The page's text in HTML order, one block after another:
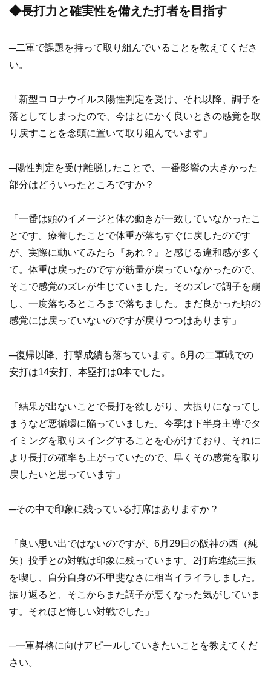
◆長打力と確実性を備えた打者を目指す
─二軍で課題を持って取り組んでいることを教えてくださ
い。
「新型コロナウイルス陽性判定を受け、それ以降、調子を
落としてしまったので、今はとにかく良いときの感覚を取
り戻すことを念頭に置いて取り組んでいます」
─陽性判定を受け離脱したことで、一番影響の大きかった
部分はどういったところですか？
「一番は頭のイメージと体の動きが一致していなかったこ
とです。療養したことで体重が落ちすぐに戻したのです
が、実際に動いてみたら『あれ？』と感じる違和感が多く
て。体重は戻ったのですが筋量が戻っていなかったので、
そこで感覚のズレが生じていました。そのズレで調子を崩
し、一度落ちるところまで落ちました。まだ良かった頃の
感覚には戻っていないのですが戻りつつはあります」
─復帰以降、打撃成績も落ちています。6月の二軍戦での
安打は14安打、本塁打は0本でした。
「結果が出ないことで長打を欲しがり、大振りになってし
まうなど悪循環に陥っていました。今季は下半身主導でタ
イミングを取りスイングすることを心がけており、それに
より長打の確率も上がっていたので、早くその感覚を取り
戻したいと思っています」
─その中で印象に残っている打席はありますか？
「良い思い出ではないのですが、6月29日の阪神の西（純
矢）投手との対戦は印象に残っています。2打席連続三振
を喫し、自分自身の不甲斐なさに相当イライラしました。
振り返ると、そこからまた調子が悪くなった気がしていま
す。それほど悔しい対戦でした」
─一軍昇格に向けアピールしていきたいことを教えてくだ
さい。